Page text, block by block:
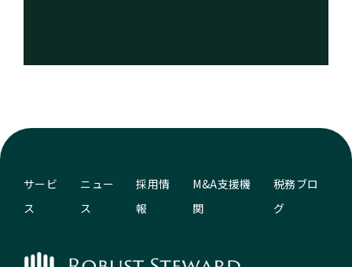
サービ
ス
ニュー
ス
採用情
報
M&A支援機
関
税務ブロ
グ